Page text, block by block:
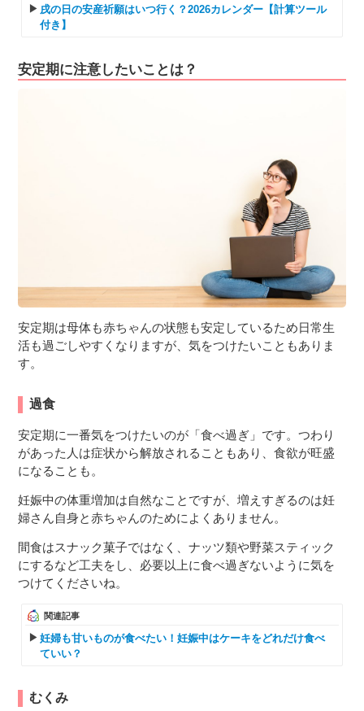
戌の日の安産祈願はいつ行く？2026カレンダー【計算ツール
付き】
安定期に注意したいことは？
安定期は母体も赤ちゃんの状態も安定しているため日常生
活も過ごしやすくなりますが、気をつけたいこともありま
す。
過食
安定期に一番気をつけたいのが「食べ過ぎ」です。つわり
があった人は症状から解放されることもあり、食欲が旺盛
になることも。
妊娠中の体重増加は自然なことですが、増えすぎるのは妊
婦さん自身と赤ちゃんのためによくありません。
間食はスナック菓子ではなく、ナッツ類や野菜スティック
にするなど工夫をし、必要以上に食べ過ぎないように気を
つけてくださいね。
関連記事
妊婦も甘いものが食べたい！妊娠中はケーキをどれだけ食べ
ていい？
むくみ